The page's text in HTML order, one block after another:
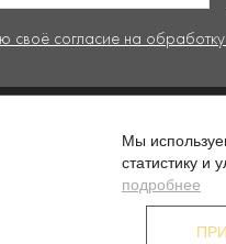
своё согласие на
Мы
статистику и
подробнее